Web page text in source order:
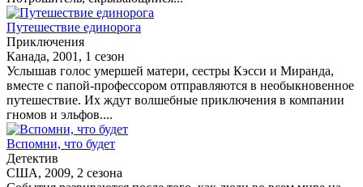
Путешествие единорога
Приключения
Канада, 2001, 1 сезон
Услышав голос умершей матери, сестры Кэсси и Миранда,
вместе с папой-профессором отправляются в необыкновенное
путешествие. Их ждут волшебные приключения в компании
гномов и эльфов....
Вспомни, что будет
Детектив
США, 2009, 2 сезона